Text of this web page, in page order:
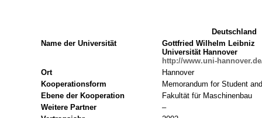
Deutschland
Name der Universität
Gottfried Wilhelm Leibniz
Universität Hannover
http://www.uni-
Ort
Hannover
Kooperationsform
Memorandum for Student
Ebene der Kooperation
Fakultät für Maschinenbau
Weitere Partner
–